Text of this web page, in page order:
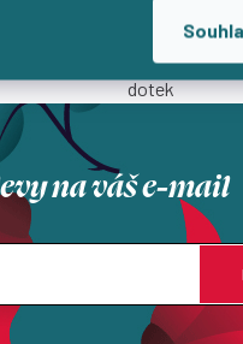
Přírodní materiály
Materiály, které si zamilujete
dotek
na váš e-mail